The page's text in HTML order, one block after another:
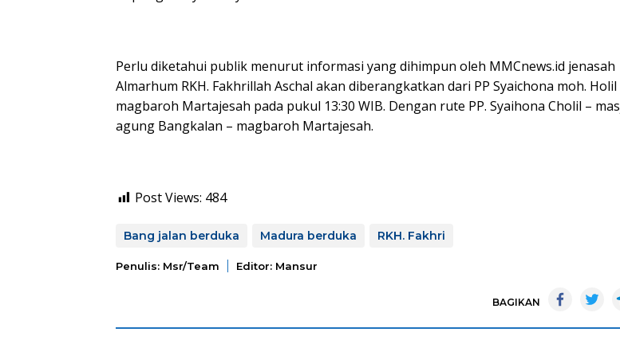
Perlu diketahui publik menurut informasi yang dihimpun oleh MMCnews.id jenasah
Almarhum RKH. Fakhrillah Aschal akan diberangkatkan dari PP Syaichona moh. Holil
magbaroh Martajesah pada pukul 13:30 WIB. Dengan rute PP. Syaihona Cholil –
agung Bangkalan – magbaroh Martajesah.
Post Views: 484
Bang jalan berduka Madura berduka RKH. Fakhri
Penulis: Msr/team Editor: Mansur
BAGIKAN